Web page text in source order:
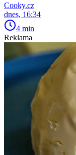
Cooky.cz
dnes, 16:34
4 min
Reklama